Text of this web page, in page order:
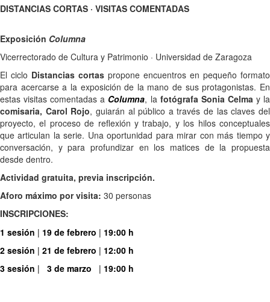
DISTANCIAS CORTAS · VISITAS COMENTADAS
Exposición Columna
Vicerrectorado de Cultura y Patrimonio · Universidad de Zaragoza
El ciclo Distancias cortas propone encuentros en pequeño formato
para acercarse a la exposición de la mano de sus protagonistas. En
estas visitas comentadas a Columna, la fotógrafa Sonia Celma y la
comisaria, Carol Rojo, guiarán al público a través de las claves del
proyecto, el proceso de reflexión y trabajo, y los hilos conceptuales
que articulan la serie. Una oportunidad para mirar con más tiempo y
conversación, y para profundizar en los matices de la propuesta
desde dentro.
Actividad gratuita, previa inscripción.
Aforo máximo por visita: 30 personas
INSCRIPCIONES:
1 sesión | 19 de febrero | 19:00 h
2 sesión | 21 de febrero | 12:00 h
3 sesión | 3 de marzo | 19:00 h